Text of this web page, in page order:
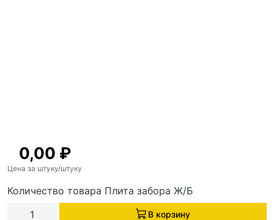
0,00 ₽
Цена за штуку/штуку
Количество товара Плита забора Ж/Б
В корзину